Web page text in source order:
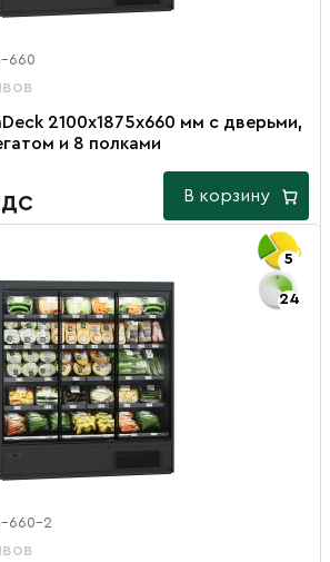
660
2100х1875х660 мм с дверьми,
и 8 полками
В корзину
5
24
660-2